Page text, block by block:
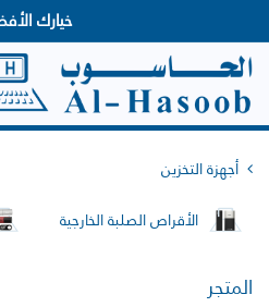
خيارك
أجهزة التخزين
الأقراص الصلبة الخارجية
المتجر